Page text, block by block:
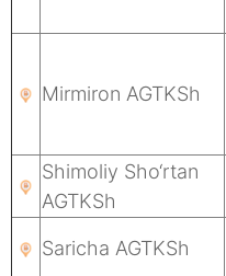
Mirmiron AGTKSh
Shimoliy Sho‘rtan
AGTKSh
Saricha AGTKSh